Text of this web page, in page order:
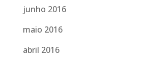
junho 2016
maio 2016
abril 2016